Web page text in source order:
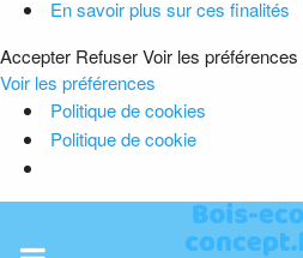
En savoir plus sur ces finalités
Accepter RefuserVoir les préférences
Voir les préférences
Politique de cookies
Politique de cookie